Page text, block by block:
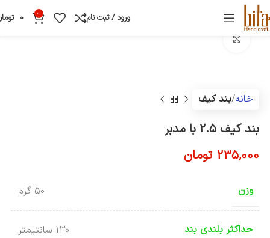
ورود / ثبت نام 0
0
خانه بند کیف
بند کیف 2.5 با مدبر
235,000 تومان
وزن 50 گرم
حداکثر بلندی بند 130 سانتیمتر